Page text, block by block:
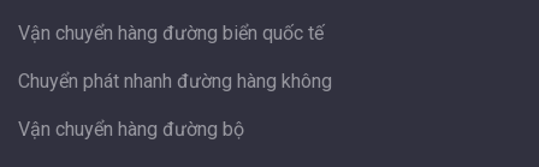
Vận chuyển hàng đường biển quốc tế
Chuyển phát nhanh đường hàng không
Vận chuyển hàng đường bộ